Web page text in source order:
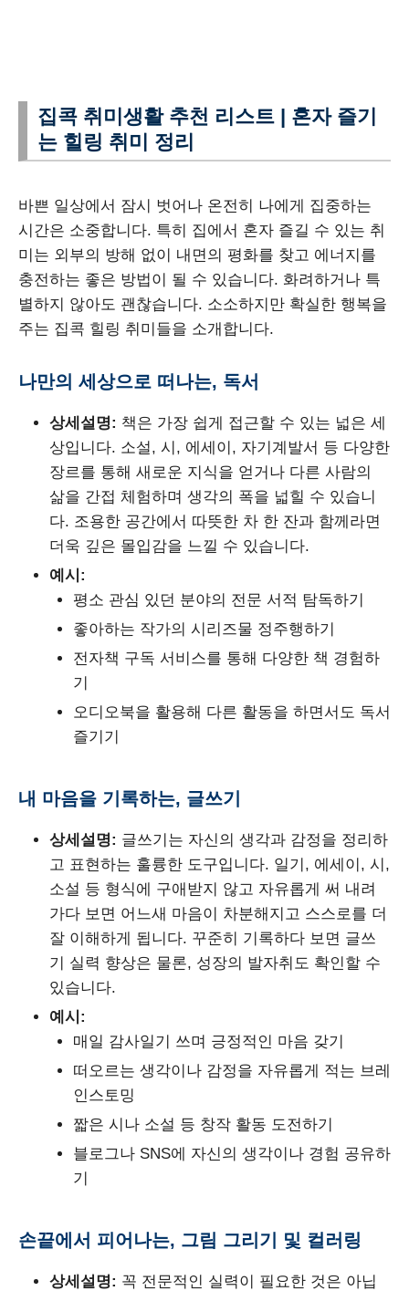
집콕 취미생활 추천 리스트 | 혼자 즐기
는 힐링 취미 정리
바쁜 일상에서 잠시 벗어나 온전히 나에게 집중하는
시간은 소중합니다. 특히 집에서 혼자 즐길 수 있는 취
미는 외부의 방해 없이 내면의 평화를 찾고 에너지를
충전하는 좋은 방법이 될 수 있습니다. 화려하거나 특
별하지 않아도 괜찮습니다. 소소하지만 확실한 행복을
주는 집콕 힐링 취미들을 소개합니다.
나만의 세상으로 떠나는, 독서
상세설명: 책은 가장 쉽게 접근할 수 있는 넓은 세
상입니다. 소설, 시, 에세이, 자기계발서 등 다양한
장르를 통해 새로운 지식을 얻거나 다른 사람의
삶을 간접 체험하며 생각의 폭을 넓힐 수 있습니
다. 조용한 공간에서 따뜻한 차 한 잔과 함께라면
더욱 깊은 몰입감을 느낄 수 있습니다.
예시:
평소 관심 있던 분야의 전문 서적 탐독하기
좋아하는 작가의 시리즈물 정주행하기
전자책 구독 서비스를 통해 다양한 책 경험하
기
오디오북을 활용해 다른 활동을 하면서도 독서
즐기기
내 마음을 기록하는, 글쓰기
상세설명: 글쓰기는 자신의 생각과 감정을 정리하
고 표현하는 훌륭한 도구입니다. 일기, 에세이, 시,
소설 등 형식에 구애받지 않고 자유롭게 써 내려
가다 보면 어느새 마음이 차분해지고 스스로를 더
잘 이해하게 됩니다. 꾸준히 기록하다 보면 글쓰
기 실력 향상은 물론, 성장의 발자취도 확인할 수
있습니다.
예시:
매일 감사일기 쓰며 긍정적인 마음 갖기
떠오르는 생각이나 감정을 자유롭게 적는 브레
인스토밍
짧은 시나 소설 등 창작 활동 도전하기
블로그나 SNS에 자신의 생각이나 경험 공유하
기
손끝에서 피어나는, 그림 그리기 및 컬러링
상세설명: 꼭 전문적인 실력이 필요한 것은 아닙